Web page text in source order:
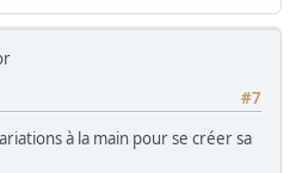
#7
à la main pour se créer sa